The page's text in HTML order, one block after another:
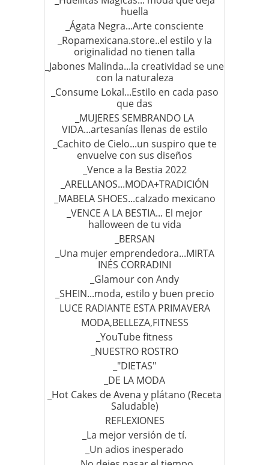
huella
_Ágata Negra...Arte consciente
_Ropamexicana.store..el estilo y la
originalidad no tienen talla
_Jabones Malinda...la creatividad se une
con la naturaleza
_Consume Lokal...Estilo en cada paso
que das
_MUJERES SEMBRANDO LA
VIDA...artesanías llenas de estilo
_Cachito de Cielo...un suspiro que te
envuelve con sus diseños
_Vence a la Bestia 2022
_ARELLANOS...MODA+TRADICIÓN
_MABELA SHOES...calzado mexicano
_VENCE A LA BESTIA... El mejor
halloween de tu vida
_BERSAN
_Una mujer emprendedora...MIRTA
INÉS CORRADINI
_Glamour con Andy
_SHEIN...moda, estilo y buen precio
LUCE RADIANTE ESTA PRIMAVERA
MODA,BELLEZA,FITNESS
_YouTube fitness
_NUESTRO ROSTRO
_"DIETAS"
_DE LA MODA
_Hot Cakes de Avena y plátano (Receta
Saludable)
REFLEXIONES
_La mejor versión de tí.
_Un adios inesperado